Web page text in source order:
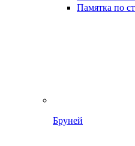
Памятка по
Бруней